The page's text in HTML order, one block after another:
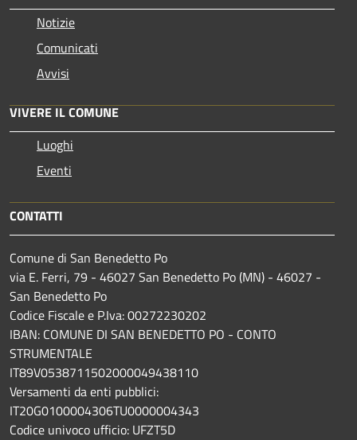
Notizie
Comunicati
Avvisi
VIVERE IL COMUNE
Luoghi
Eventi
CONTATTI
Comune di San Benedetto Po
via E. Ferri, 79 - 46027 San Benedetto Po (MN) - 46027 -
San Benedetto Po
Codice Fiscale e P.Iva: 00272230202
IBAN: COMUNE DI SAN BENEDETTO PO - CONTO
STRUMENTALE
IT89V0538711502000049438110
Versamenti da enti pubblici:
IT20G0100004306TU0000004343
Codice univoco ufficio: UFZT5D